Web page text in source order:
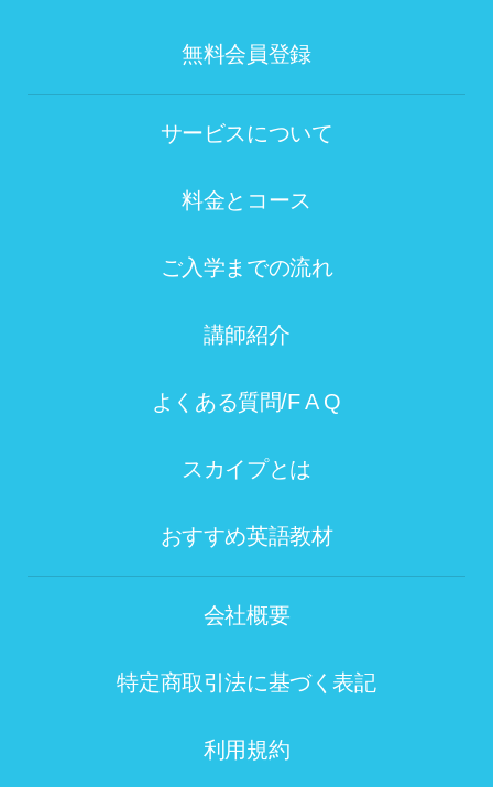
無料会員登録
サービスについて
料金とコース
ご入学までの流れ
講師紹介
よくある質問/F A Q
スカイプとは
おすすめ英語教材
会社概要
特定商取引法に基づく表記
利用規約